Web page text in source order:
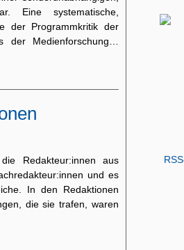
Eine systematische,
der Programmkritik der
der Medienforschung…
Redakteur:innen aus
und es
In den Redaktionen
die sie trafen, waren